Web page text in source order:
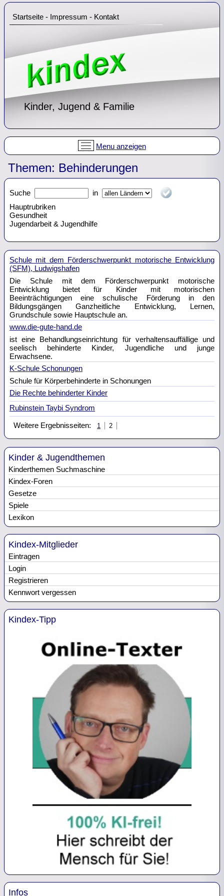
Kinder, Jugend & Familie
Menu anzeigen
Themen: Behinderungen
Suche
in
Hauptrubriken
Gesundheit
Jugendarbeit & Jugendhilfe
Schule mit dem Förderschwerpunkt motorische Entwicklung
(SFM), Ludwigshafen
Die Schule mit dem Förderschwerpunkt motorische
Entwicklung bietet für Kinder mit motorischen
Beeinträchtigungen eine schulische Förderung in den
Bildungsgängen Ganzheitliche Entwicklung, Lernen,
Grundschule sowie Hauptschule an.
www.die-gute-hand.de
ist eine Behandlungseinrichtung für verhaltensauffällige und
seelisch behinderte Kinder, Jugendliche und junge
Erwachsene.
K-Schule Schonungen
Schule für Körperbehinderte in Schonungen
Die Rechte behinderter Kinder
Rubinstein Taybi Syndrom
Weitere Ergebnisseiten: 1 2
Startseite - Impressum - Kontakt
Kinder & Jugendthemen
Kinderthemen Suchmaschine
Kindex-Foren
Gesetze
Spiele
Lexikon
Kindex-Mitglieder
Eintragen
Login
Registrieren
Kennwort vergessen
Kindex-Tipp
Infos